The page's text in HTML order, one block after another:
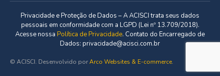
Privacidade e Proteção de Dados – A ACISCI trata seus dados
pessoais em conformidade com a LGPD (Lei nº 13.709/2018).
Acesse nossa Política de Privacidade. Contato do Encarregado de
Dados: privacidade@acisci.com.br
© ACISCI. Desenvolvido porArco Websites & E-commerce.